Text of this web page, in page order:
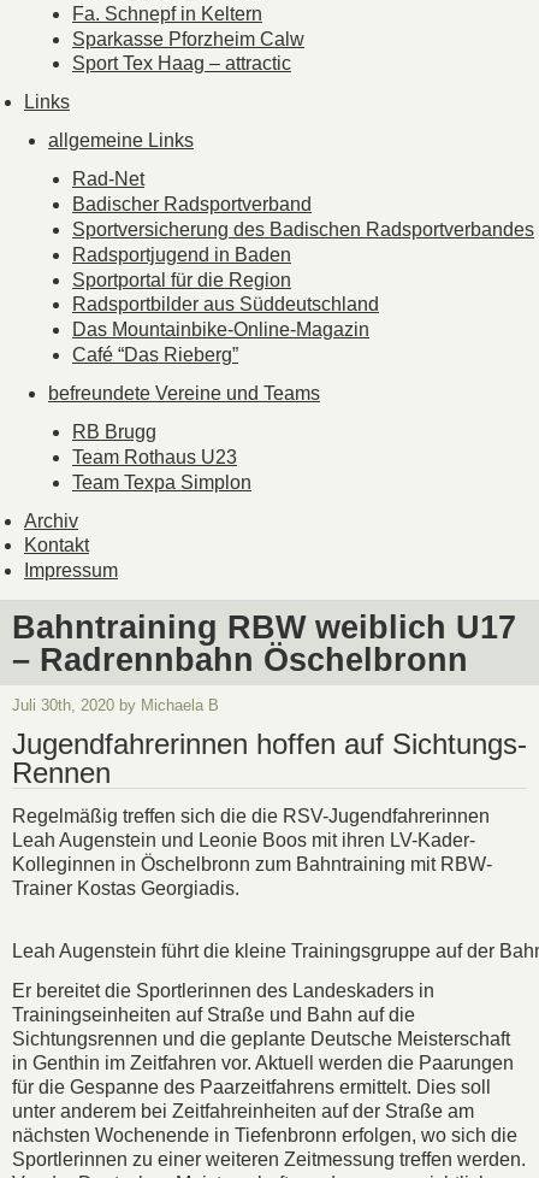
Fa. Schnepf in Keltern
Sparkasse Pforzheim Calw
Sport Tex Haag – attractic
Links
allgemeine Links
Rad-Net
Badischer Radsportverband
Sportversicherung des Badischen Radsportverbandes
Radsportjugend in Baden
Sportportal für die Region
Radsportbilder aus Süddeutschland
Das Mountainbike-Online-Magazin
Café “Das Rieberg”
befreundete Vereine und Teams
RB Brugg
Team Rothaus U23
Team Texpa Simplon
Archiv
Kontakt
Impressum
Bahntraining RBW weiblich U17
– Radrennbahn Öschelbronn
Juli 30th, 2020 by Michaela B
Jugendfahrerinnen hoffen auf Sichtungs-
Rennen
Regelmäßig treffen sich die die RSV-Jugendfahrerinnen
Leah Augenstein und Leonie Boos mit ihren LV-Kader-
Kolleginnen in Öschelbronn zum Bahntraining mit RBW-
Trainer Kostas Georgiadis.
Leah Augenstein führt die kleine Trainingsgruppe auf der
Er bereitet die Sportlerinnen des Landeskaders in
Trainingseinheiten auf Straße und Bahn auf die
Sichtungsrennen und die geplante Deutsche Meisterschaft
in Genthin im Zeitfahren vor. Aktuell werden die Paarungen
für die Gespanne des Paarzeitfahrens ermittelt. Dies soll
unter anderem bei Zeitfahreinheiten auf der Straße am
nächsten Wochenende in Tiefenbronn erfolgen, wo sich die
Sportlerinnen zu einer weiteren Zeitmessung treffen werden.